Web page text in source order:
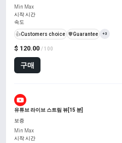
$ 120.00 / 100
구매
Min Max
시작 시간
속도
👍Customers choice ️🛡️Guarantee +3
유튜브 라이브 스트림 뷰[15 분]
보증
Min Max
시작 시간